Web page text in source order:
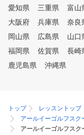
愛知県
三重県 富山
大阪府
兵庫県 奈良
岡山県
広島県 山口
福岡県
佐賀県 長崎
鹿児島県
沖縄県
トップ レッスントップ
アールイーゴルフスク
アールイーゴルフス